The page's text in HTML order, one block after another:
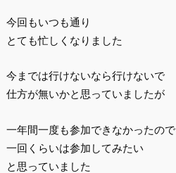
今回もいつも通り
とても忙しくなりました
今までは行けないなら行けないで
仕方が無いかと思っていましたが
一年間一度も参加できなかったので
一回くらいは参加してみたい
と思っていました